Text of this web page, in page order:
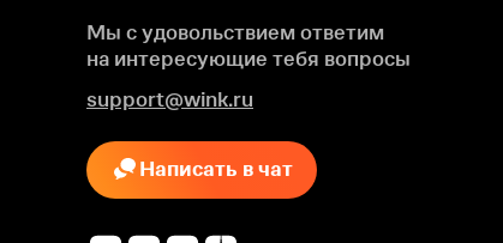
Мы с удовольствием ответим
на интересующие тебя вопросы
support@wink.ru
Написать в чат